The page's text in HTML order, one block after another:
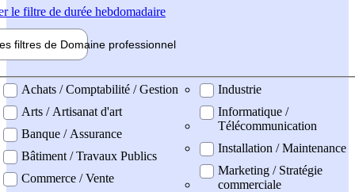
le filtre de durée hebdomadaire
filtres de Domaine professionnel
professionel
Achats / Comptabilité / Gestion
Arts / Artisanat d'art
Banque / Assurance
Bâtiment / Travaux Publics
Commerce / Vente
Industrie
Informatique /
Télécommunication
Installation / Maintenance
Marketing / Stratégie
commerciale